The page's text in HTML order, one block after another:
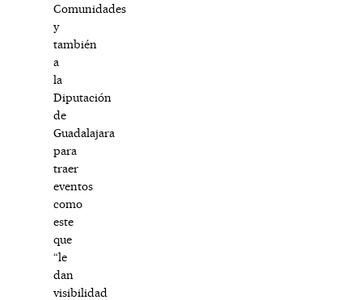
Comunidades
y
también
a
la
Diputación
de
Guadalajara
para
traer
eventos
como
este
que
“le
dan
visibilidad